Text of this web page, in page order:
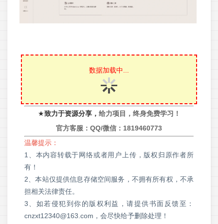
数据加载中...
★致力于资源分享， 给力项目，终身免费学习！
官方客服：QQ/微信： 1819460773
温馨提示：
1、本内容转载于网络或者用户上传，版权归原作者所
有！
2、本站仅提供信息存储空间服务，不拥有所有权，不承
担相关法律责任。
3、如若侵犯到你的版权利益，请提供书面反馈至：
cnzxt12340@163.com，会尽快给予删除处理！